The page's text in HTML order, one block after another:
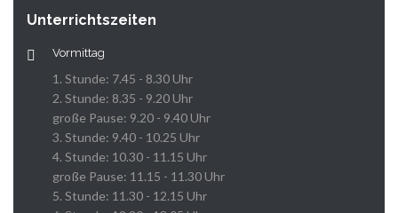
Unterrichtszeiten
Vormittag
1. Stunde: 7.45 - 8.30 Uhr
2. Stunde: 8.35 - 9.20 Uhr
große Pause: 9.20 - 9.40 Uhr
3. Stunde: 9.40 - 10.25 Uhr
4. Stunde: 10.30 - 11.15 Uhr
große Pause: 11.15 - 11.30 Uhr
5. Stunde: 11.30 - 12.15 Uhr